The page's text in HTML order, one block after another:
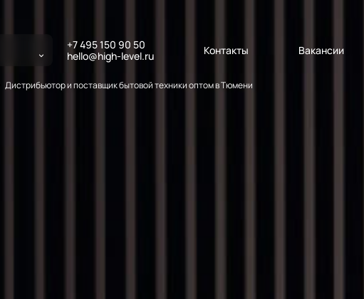
+7 495 150 90 50
hello@high-level.ru
Контакты Вакансии
Дистрибьютор и поставщик бытовой техники оптом в Тюмени